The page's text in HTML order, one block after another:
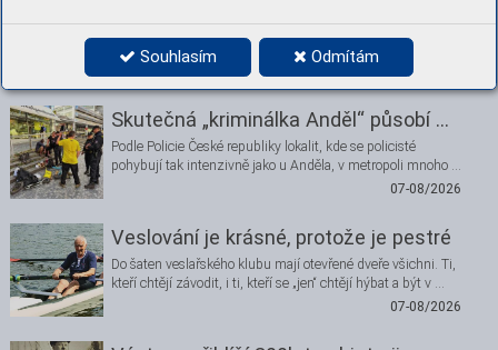
Souhlasím Odmítám
Místo mezi vlakovým nádražím a autobusovým terminálem
je „úzkým hrdlem“, kde je pohyb chodců obzvlášť …
07-08/2026
Skutečná „kriminálka Anděl“ působí …
Podle Policie České republiky lokalit, kde se policisté
pohybují tak intenzivně jako u Anděla, v metropoli mnoho …
07-08/2026
Veslování je krásné, protože je pestré
Do šaten veslařského klubu mají otevřené dveře všichni. Ti,
kteří chtějí závodit, i ti, kteří se „jen“ chtějí hýbat a být v …
07-08/2026